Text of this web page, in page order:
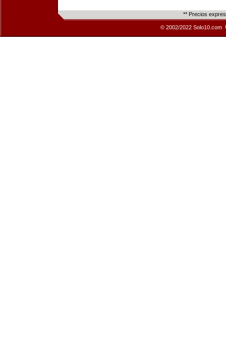
** Precios
© 2002/2022 Solo10.com